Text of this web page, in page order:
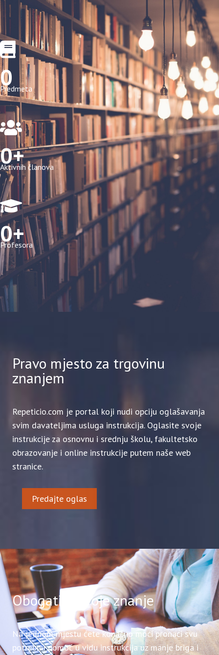
0
Predmeta
0
Aktivnih članova
0
Profesora
Pravo mjesto za trgovinu
znanjem
Repeticio.com je portal koji nudi opciju oglašavanja
svim davateljima usluga instrukcija. Oglasite svoje
instrukcije za osnovnu i srednju školu, fakultetsko
obrazovanje i online instrukcije putem naše web
stranice.
Predajte oglas
Obogatite svoje znanje
Na jednom mjestu ćete konačno moći pronaći svu
potrebnu pomoć u vidu instrukcija uz manje briga i